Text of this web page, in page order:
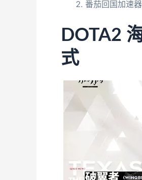
番茄回国加速
DOTA2
式